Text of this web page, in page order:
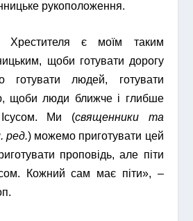
рукоположення.
Хрестителя є моїм таким
щоби готувати дорогу
готувати людей, готувати
щоби люди ближче і глибше
Ісусом. Ми (священники та
ред.) можемо приготувати цей
проповідь, але піти
Кожний сам має піти», –